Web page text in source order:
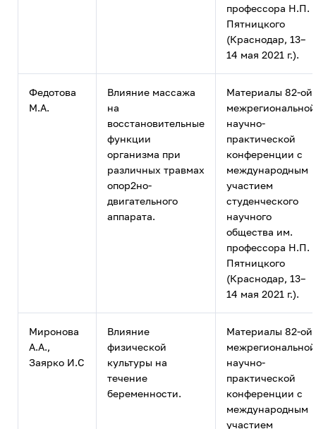
профессора Н.П.
Пятницкого
(Краснодар, 13–
14 мая 2021 г.).
Федотова
М.А.
Влияние массажа
на
восстановительные
функции
организма при
различных травмах
опор2но-
двигательного
аппарата.
Материалы 82-ой
межрегиональной
научно-
практической
конференции с
международным
участием
студенческого
научного
общества им.
профессора Н.П.
Пятницкого
(Краснодар, 13–
14 мая 2021 г.).
Миронова
А.А.,
Заярко И.С
Влияние
физической
культуры на
течение
беременности.
Материалы 82-ой
межрегиональной
научно-
практической
конференции с
международным
участием